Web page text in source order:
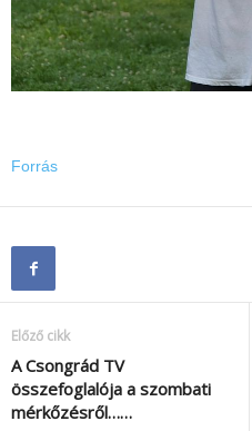
Forrás
Előző cikk
A Csongrád TV
összefoglalója a szombati
mérkőzésről……